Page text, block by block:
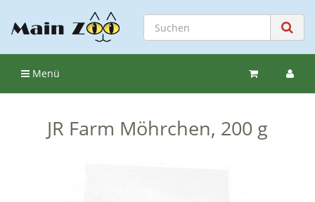
Menü
JR Farm Möhrchen, 200 g